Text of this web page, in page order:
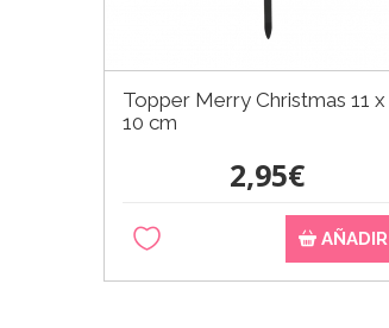
Topper Merry Christmas 11 x
10 cm
2,95€
AÑADIR